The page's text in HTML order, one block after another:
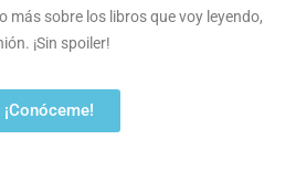
más sobre los libros que voy leyendo,
¡Sin spoiler!
¡Conóceme!